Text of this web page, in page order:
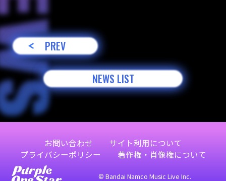
PREV
NEWS LIST
お問い合わせ
サイト利用について
プライバシーポリシー
著作権・肖像権について
© Bandai Namco Music Live Inc.